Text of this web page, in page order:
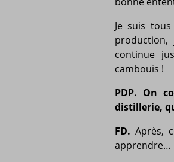
Je suis
production,
continue
cambouis !
PDP. On
distillerie,
FD. Après,
apprendre…